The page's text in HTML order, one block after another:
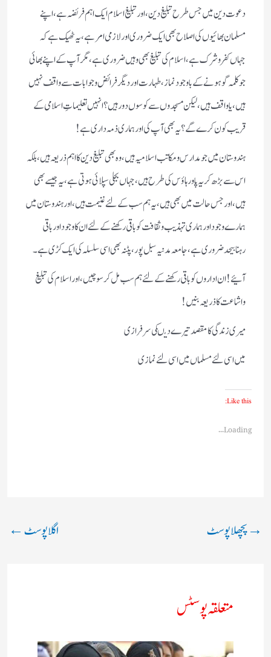
دعوت دین میں جس طرح تبلیغ دین،اور تبلیغ اسلام ایک اہم فریضہ ہے،اپنے
مسلمان بھائیوں کی اصلاح بھی ایک ضروری اور لازمی امر ہے،یہ ٹھیک ہے کہ
جہاں کفروشرک ہے، اسلام کی تبلیغ بھی وہیں ضروری ہے،مگر آپ کے اپنے بھائی
جو کلمہ گوہونے کے باوجودنماز، طہارت اور دیگر فرائض وجوابات سے واقف نہیں
ہیں،یاواقف ہیں،لیکن مسجدوں سے کوسوں دورہیں؟انہیں تعلیماتِ اسلامی کے
قریب کون کرے گے؟یہ بھی آپ کی اور ہماری ذمہ داری ہے!
ہندوستان میں جو مدارس ومکاتب اسلامیہ ہیں،وہ بھی تبلیغ دین کا اہم ذریعہ ہیں،بلکہ
اس سے بڑھ کر یہ پاورہاؤس کی طرح ہیں،جہاں بجلی سپلائی ہوتی ہے،یہ جیسے بھی
ہیں،اور جس حالت میں بھی ہیں،یہ ہم سب کے لئے غنیمت ہیں،اور ہندوستان میں
ہمارے وجود اور ہماری تہذیب وثقافت کوباقی رکھنے کے لئے ان کاوجود اور باقی
رہنابیحد ضروری ہے،جامعہ مدنیہ سبل پور،پٹنہ بھی اسی سلسلہ کی ایک کڑی ہے۔
آئیے!ان اداروں کو باقی رکھنے کے لئےہم سب مل کر سوچیں،اور اسلام کی تبلیغ
واشاعت کا ذریعہ بنیں!
میری زندگی کامقصد تیرے دیںکی سرفرازی
میں اسی لئے مسلماں میں اسی لئے نمازی
Like this:
Loading...
→پچھلا پوسٹ اگلا پوسٹ←
متعلقہ پوسٹس